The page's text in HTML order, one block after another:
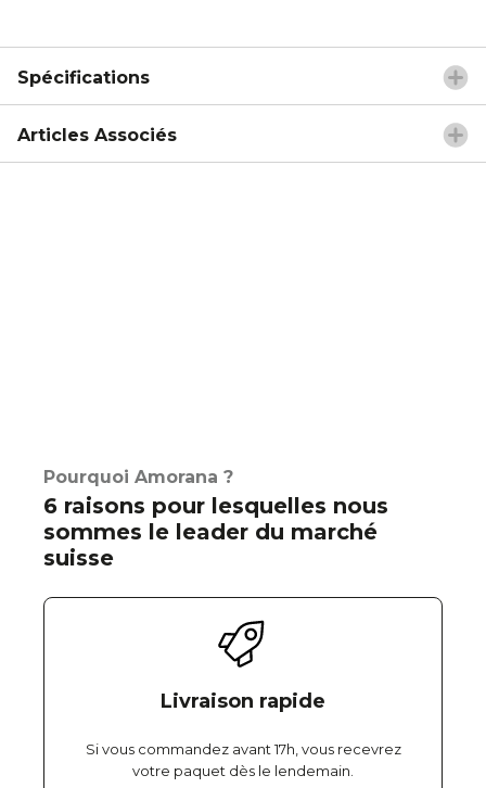
Spécifications
Articles Associés
Pourquoi Amorana ?
6 raisons pour lesquelles nous
sommes le leader du marché
suisse
Livraison rapide
Si vous commandez avant 17h, vous recevrez
votre paquet dès le lendemain.